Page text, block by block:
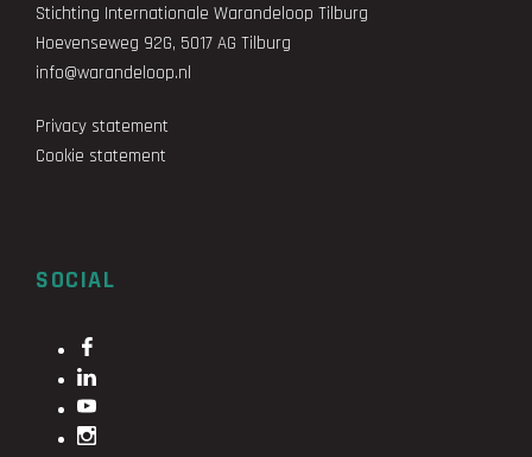
Stichting Internationale Warandeloop Tilburg
Hoevenseweg 92G, 5017 AG Tilburg
info@warandeloop.nl
Privacy statement
Cookie statement
SOCIAL